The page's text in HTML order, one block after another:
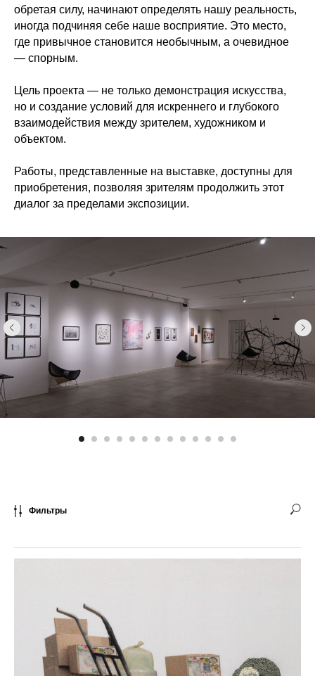
обретая силу, начинают определять нашу реальность,
иногда подчиняя себе наше восприятие. Это место,
где привычное становится необычным, а очевидное
— спорным.
Цель проекта — не только демонстрация искусства,
но и создание условий для искреннего и глубокого
взаимодействия между зрителем, художником и
объектом.
Работы, представленные на выставке, доступны для
приобретения, позволяя зрителям продолжить этот
диалог за пределами экспозиции.
Фильтры